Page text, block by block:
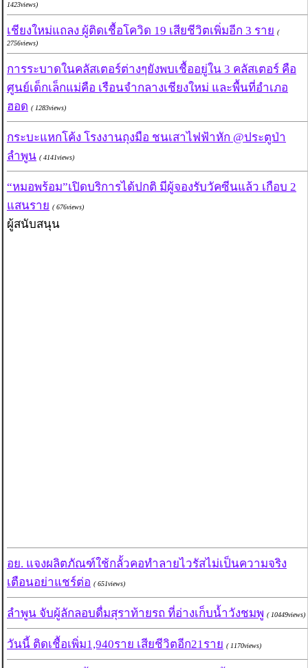
1423views)
เชียงใหม่แถลง ผู้ติดเชื้อโควิด 19 เสียชีวิตเพิ่มอีก 3 ราย (
2756views)
การระบาดในคลัสเตอร์ต่างๆยังพบเชื้ออยู่ใน 3 คลัสเตอร์ คือ
ศูนย์เด็กเล็กแม่คือ เรือนจำกลางเชียงใหม่ และพื้นที่อำเภอ
ฮอด ( 1283views)
กระบะแหกโค้ง โรงงานถุงมือ ชนเสาไฟฟ้าหัก @ประตูป่า
ลำพูน ( 4141views)
“หมอพร้อม”เปิดบริการได้ปกติ มีผู้จองรับวัคซีนแล้ว เกือบ 2
แสนราย ( 676views)
ผู้สนับสนุน
อย. แจงผลิตภัณฑ์ใช้กลั้วคอทำลายไวรัสไม่เป็นความจริง
เตือนอย่าแชร์ต่อ ( 651views)
ลำพูน จับผู้ลักลอบดื่มสุราท้ายรถ ที่อ่างเก็บน้ำวังชมพู ( 10449views)
วันนี้ ติดเชื้อเพิ่ม1,940ราย เสียชีวิตอีก21ราย ( 1170views)